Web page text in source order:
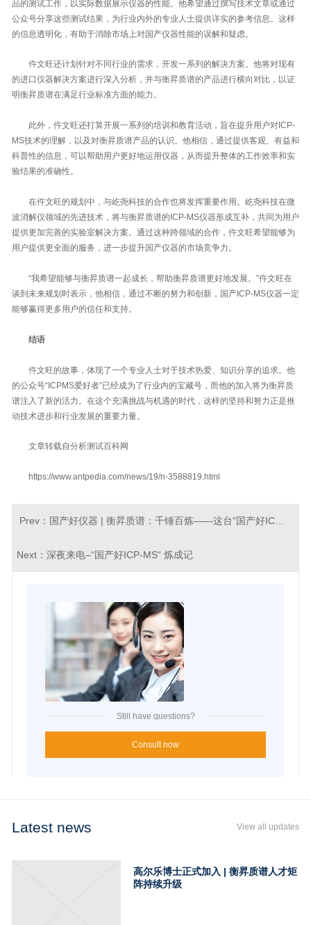
品的测试工作，以实际数据展示仪器的性能。他希望通过撰写技术文章或通过
公众号分享这些测试结果，为行业内外的专业人士提供详实的参考信息。这样
的信息透明化，有助于消除市场上对国产仪器性能的误解和疑虑。
仵文旺还计划针对不同行业的需求，开发一系列的解决方案。他将对现有
的进口仪器解决方案进行深入分析，并与衡昇质谱的产品进行横向对比，以证
明衡昇质谱在满足行业标准方面的能力。
此外，仵文旺还打算开展一系列的培训和教育活动，旨在提升用户对ICP-
MS技术的理解，以及对衡昇质谱产品的认识。他相信，通过提供客观、有益和
科普性的信息，可以帮助用户更好地运用仪器，从而提升整体的工作效率和实
验结果的准确性。
在仵文旺的规划中，与屹尧科技的合作也将发挥重要作用。屹尧科技在微
波消解仪领域的先进技术，将与衡昇质谱的ICP-MS仪器形成互补，共同为用户
提供更加完善的实验室解决方案。通过这种跨领域的合作，仵文旺希望能够为
用户提供更全面的服务，进一步提升国产仪器的市场竞争力。
“我希望能够与衡昇质谱一起成长，帮助衡昇质谱更好地发展。”仵文旺在
谈到未来规划时表示，他相信，通过不断的努力和创新，国产ICP-MS仪器一定
能够赢得更多用户的信任和支持。
结语
仵文旺的故事，体现了一个专业人士对于技术热爱、知识分享的追求。他
的公众号“ICPMS爱好者”已经成为了行业内的宝藏号，而他的加入将为衡昇质
谱注入了新的活力。在这个充满挑战与机遇的时代，这样的坚持和努力正是推
动技术进步和行业发展的重要力量。
文章转载自分析测试百科网
https://www.antpedia.com/news/19/n-3588819.html
Prev： 国产好仪器 | 衡昇质谱：千锤百炼——这台“国产好ICP-MS”是这样炼成的
Next： 深夜来电–“国产好ICP-MS“ 炼成记
Still have questions?
Consult now
Latest news View all updates
高尔乐博士正式加入 | 衡昇质谱人才矩
阵持续升级